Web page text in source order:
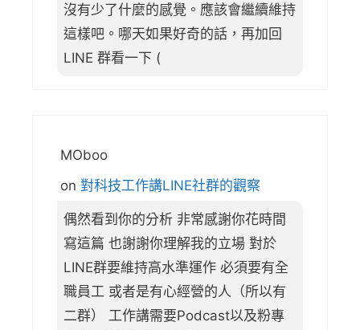
沒有少了什麼的感覺。應該會繼續維持
這樣吧。哪天如果好奇的話，再加回
LINE 群看一下 (
MOboo
on 對科技工作講LINE社群的觀察
偶然看到你的分析 非常感謝你花時間
寫這篇 也謝謝你理解我的立場 對於
LINE群要維持高水準運作 必須要有全
職員工 或者是有心經營的人（所以有
二群） 工作講需要Podcast以及粉專